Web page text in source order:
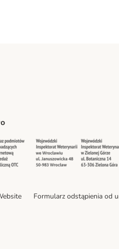
Security Security
Formularz odstąpienia od